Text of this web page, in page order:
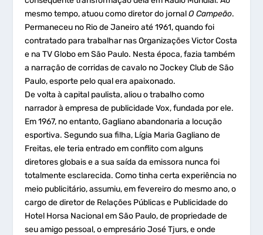
mesmo tempo, atuou como diretor do jornalO Campeão.
Permaneceu no Rio de Janeiro até 1961, quando foi
contratado para trabalhar nas Organizações Victor Costa
e na TV Globo em São Paulo. Nesta época, fazia também
a narração de corridas de cavalo no Jockey Club de São
Paulo, esporte pelo qual era apaixonado.
De volta à capital paulista, aliou o trabalho como
narrador à empresa de publicidade Vox, fundada por ele.
Em 1967, no entanto, Gagliano abandonaria a locução
esportiva. Segundo sua filha, Lígia Maria Gagliano de
Freitas, ele teria entrado em conflito com alguns
diretores globais e a sua saída da emissora nunca foi
totalmente esclarecida. Como tinha certa experiência no
meio publicitário, assumiu, em fevereiro do mesmo ano, o
cargo de diretor de Relações Públicas e Publicidade do
Hotel Horsa Nacional em São Paulo, de propriedade de
seu amigo pessoal, o empresário José Tjurs, e onde